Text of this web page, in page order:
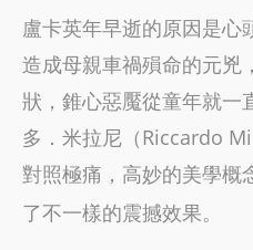
盧卡英年早逝的原因是心
造成母親車禍殞命的元兇
狀，錐心惡魘從童年就一
多．米拉尼（Riccardo
對照極痛，高妙的美學概
了不一樣的震撼效果。